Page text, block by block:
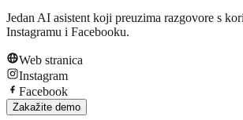
Jedan AI asistent koji preuzima razgovore s
Instagramu i Facebooku.
Web stranica
Instagram
Facebook
Zakažite demo